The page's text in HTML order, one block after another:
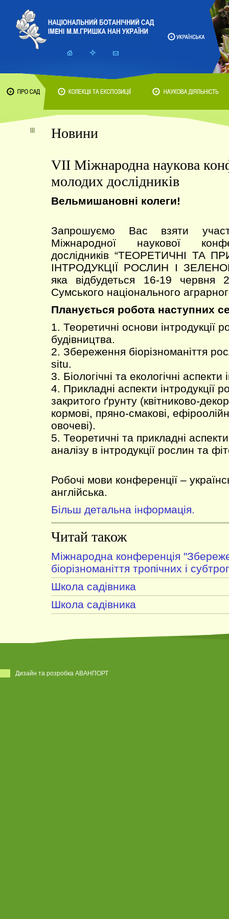
Новини
VIІ Міжнародна наукова
молодих дослідників
Вельмишановні колеги!
Запрошуємо Вас взяти
Міжнародної наукової
дослідників “ТЕОРЕТИЧНІ ТА
ІНТРОДУКЦІЇ РОСЛИН І
яка відбудеться 16-19 червня
Сумського національного
Планується робота наступних
1. Теоретичні основи інтродукції
будівництва.
2. Збереження біорізноманіття
situ.
3. Біологічні та екологічні аспекти
4. Прикладні аспекти інтродукції
закритого ґрунту (квітниково-
кормові, пряно-смакові,
овочеві).
5. Теоретичні та прикладні
аналізу в інтродукції рослин та
Робочі мови конференції –
англійська.
Більш детальна інформація.
Читай також
Міжнародна конференція
біорізноманіття тропічних і
Школа садівника
Школа садівника
Дизайн та розробка АВАНПОРТ